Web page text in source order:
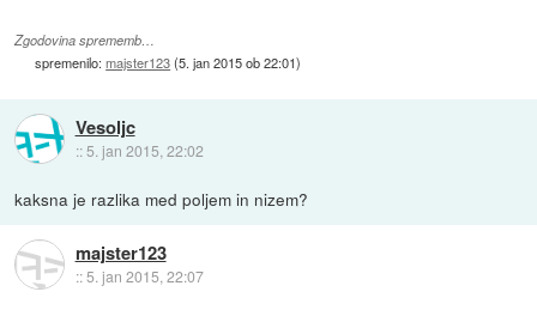
Zgodovina sprememb…
spremenilo:majster123(5. jan 2015 ob 22:01)
Vesoljc
:: 5. jan 2015, 22:02
kaksna je razlika med poljem in nizem?
majster123
::5. jan 2015, 22:07